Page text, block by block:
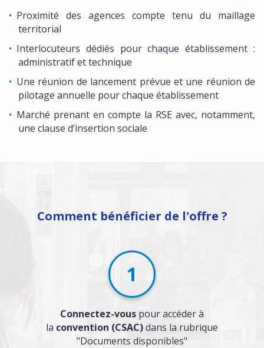
Proximité des agences compte tenu du maillage
territorial
Interlocuteurs dédiés pour chaque établissement :
administratif et technique
Une réunion de lancement prévue et une réunion de
pilotage annuelle pour chaque établissement
Marché prenant en compte la RSE avec, notamment,
une clause d’insertion sociale
Comment bénéficier de l'offre ?
1
Connectez-vous pour accéder à
la convention (CSAC)dans la rubrique
"Documents disponibles"